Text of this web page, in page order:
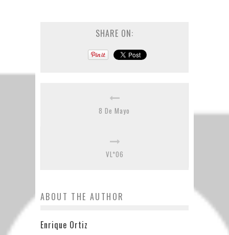
SHARE ON:
8 De Mayo
VL*06
ABOUT THE AUTHOR
Enrique Ortiz